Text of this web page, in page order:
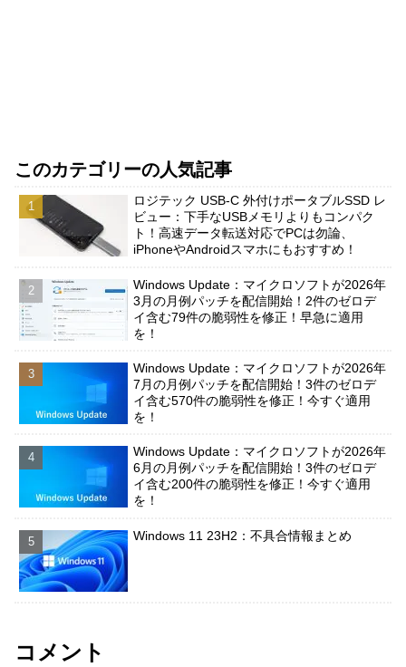
このカテゴリーの人気記事
ロジテック USB-C 外付けポータブルSSD レ
ビュー：下手なUSBメモリよりもコンパク
ト！高速データ転送対応でPCは勿論、
iPhoneやAndroidスマホにもおすすめ！
Windows Update：マイクロソフトが2026年
3月の月例パッチを配信開始！2件のゼロデ
イ含む79件の脆弱性を修正！早急に適用
を！
Windows Update：マイクロソフトが2026年
7月の月例パッチを配信開始！3件のゼロデ
イ含む570件の脆弱性を修正！今すぐ適用
を！
Windows Update：マイクロソフトが2026年
6月の月例パッチを配信開始！3件のゼロデ
イ含む200件の脆弱性を修正！今すぐ適用
を！
Windows 11 23H2：不具合情報まとめ
コメント